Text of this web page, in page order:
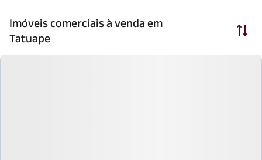
Imóveis comerciais à venda em
Tatuape
Ordenar